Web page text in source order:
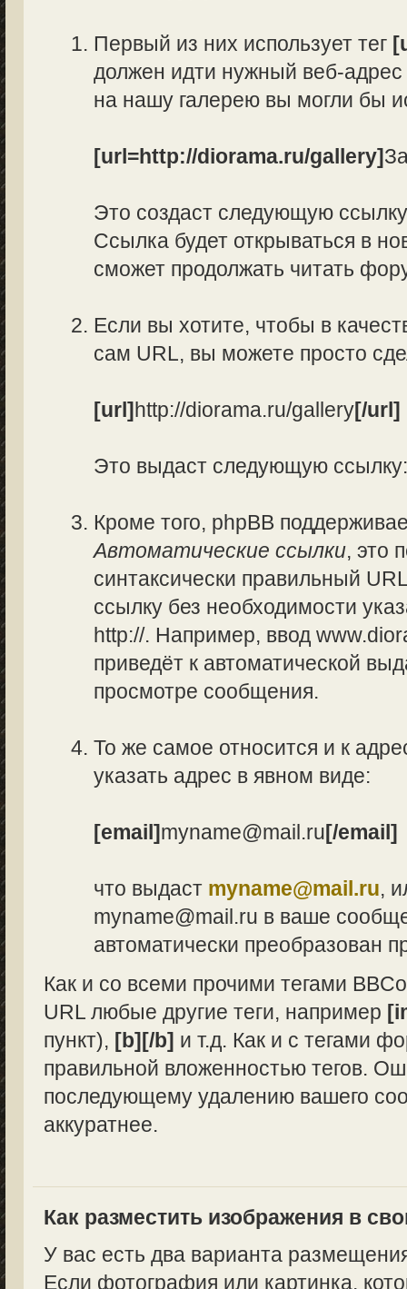
Первый из них использует тег
должен идти нужный веб-
на нашу галерею вы могли бы
[url=http://diorama.ru/gallery]
Это создаст следующую
Ссылка будет открываться в
сможет продолжать читать
Если вы хотите, чтобы в
сам URL, вы можете просто
[url]http://diorama.ru/gallery[/url]
Это выдаст следующую
Кроме того, phpBB
Автоматические ссылки, это
синтаксически правильный
ссылку без необходимости
http://. Например, ввод
приведёт к автоматической
просмотре сообщения.
То же самое относится и к
указать адрес в явном виде:
[email]myname@mail.ru[/email]
что выдаст myname@mail.ru,
myname@mail.ru в ваше
автоматически преобразован
Как и со всеми прочими тегами
URL любые другие теги, например
пункт), [b][/b] и т.д. Как и с тегами
правильной вложенностью тегов.
последующему удалению вашего
аккуратнее.
Как разместить изображения в
У вас есть два варианта
Если фотография или картинка,